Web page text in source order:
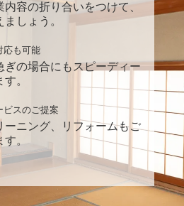
内容の折り合いをつけて、
しょう。
応も可能
ぎの場合にもスピーディー
。
ビスのご提案
ーニング、リフォームもご
。